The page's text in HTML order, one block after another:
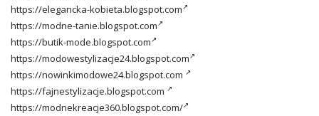
https://elegancka-kobieta.blogspot.com
https://modne-tanie.blogspot.com
https://butik-mode.blogspot.com
https://modowestylizacje24.blogspot.com
https://nowinkimodowe24.blogspot.com
https://fajnestylizacje.blogspot.com
https://modnekreacje360.blogspot.com/